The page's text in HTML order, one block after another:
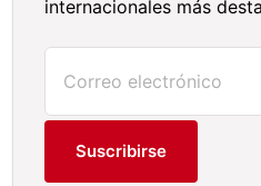
internacionales más
Suscribirse